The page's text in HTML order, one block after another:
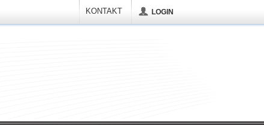
KONTAKT LOGIN